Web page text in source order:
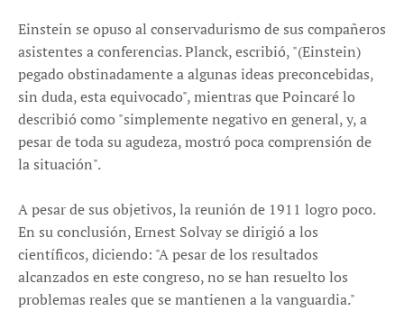
Einstein se opuso al conservadurismo de sus compañeros
asistentes a conferencias. Planck, escribió, "(Einstein)
pegado obstinadamente a algunas ideas preconcebidas,
sin duda, esta equivocado", mientras que Poincaré lo
describió como "simplemente negativo en general, y, a
pesar de toda su agudeza, mostró poca comprensión de
la situación".
A pesar de sus objetivos, la reunión de 1911 logro poco.
En su conclusión, Ernest Solvay se dirigió a los
científicos, diciendo: "A pesar de los resultados
alcanzados en este congreso, no se han resuelto los
problemas reales que se mantienen a la vanguardia."